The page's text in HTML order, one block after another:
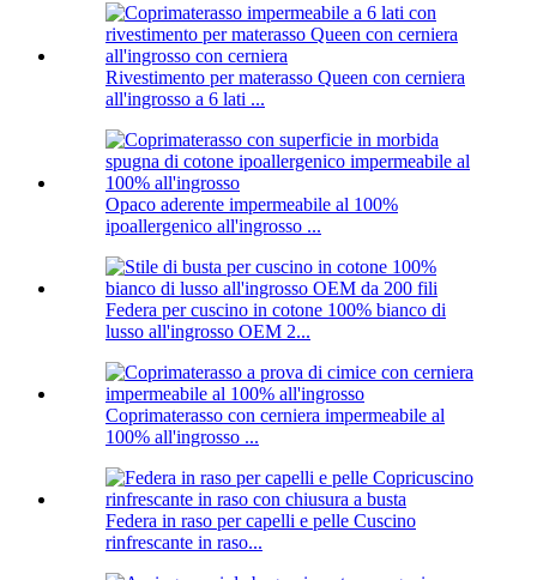
Rivestimento per materasso Queen con cerniera
all'ingrosso a 6 lati ...
Opaco aderente impermeabile al 100%
ipoallergenico all'ingrosso ...
Federa per cuscino in cotone 100% bianco di
lusso all'ingrosso OEM 2...
Coprimaterasso con cerniera impermeabile al
100% all'ingrosso ...
Federa in raso per capelli e pelle Cuscino
rinfrescante in raso...